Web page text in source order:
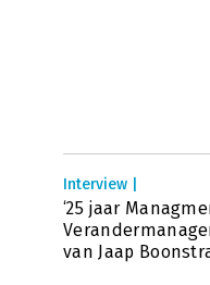
Interview |
‘25 jaar
van Jaap